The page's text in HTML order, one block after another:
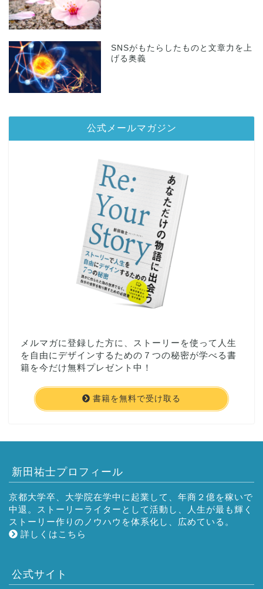
SNSがもたらしたものと文章力を上
げる奥義
公式メールマガジン
メルマガに登録した方に、ストーリーを使って人生
を自由にデザインするための７つの秘密が学べる書
籍を今だけ無料プレゼント中！
書籍を無料で受け取る
新田祐士プロフィール
京都大学卒、大学院在学中に起業して、年商２億を稼いで
中退。ストーリーライターとして活動し、人生が最も輝く
ストーリー作りのノウハウを体系化し、広めている。
詳しくはこちら
公式サイト